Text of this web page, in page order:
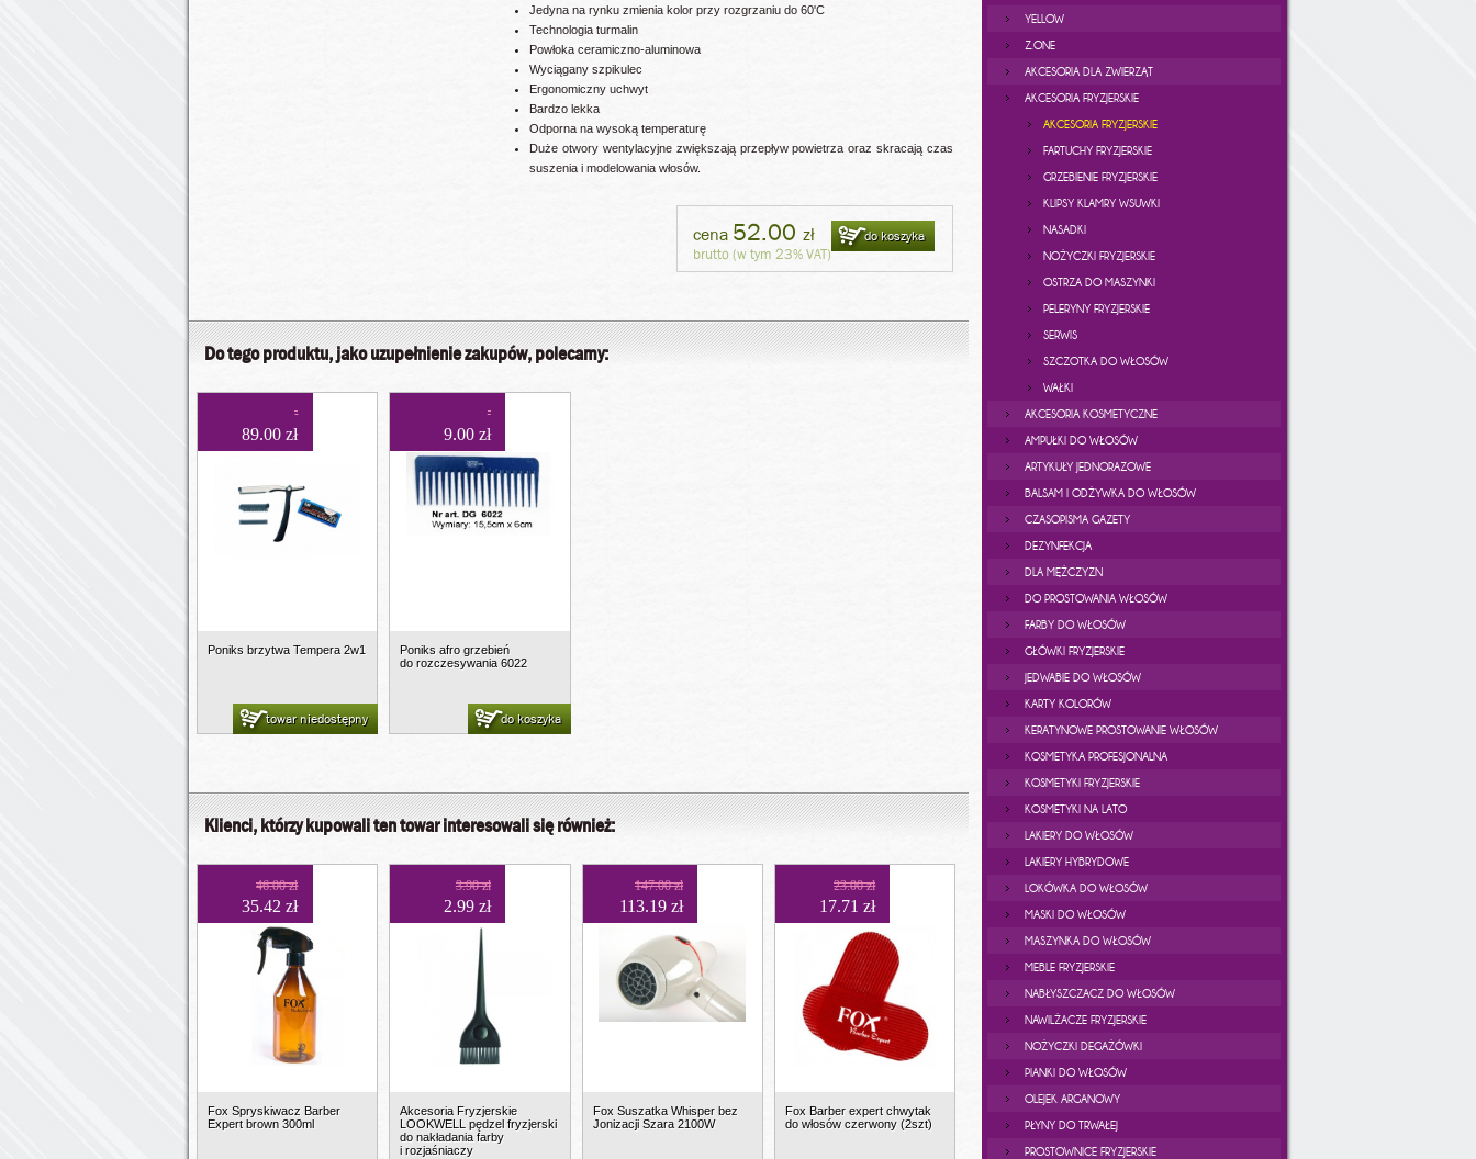
Jedyna na rynku zmienia kolor przy rozgrzaniu do 60'C
Technologia turmalin
Powłoka ceramiczno-aluminowa
Wyciągany szpikulec
Ergonomiczny uchwyt
Bardzo lekka
Odporna na wysoką temperaturę
Duże otwory wentylacyjne zwiększają przepływ powietrza oraz skracają czas
suszenia i modelowania włosów.
cena 52.00 zł
brutto (w tym 23% VAT)
do koszyka
Do tego produktu, jako uzupełnienie zakupów, polecamy:
89.00 zł
Poniks brzytwa Tempera 2w1
towar niedostępny
9.00 zł
Poniks afro grzebień
do rozczesywania 6022
do koszyka
Klienci, którzy kupowali ten towar interesowali się również:
46.00 zł
35.42 zł
Fox Spryskiwacz Barber
Expert brown 300ml
3.90 zł
2.99 zł
Akcesoria Fryzjerskie
LOOKWELL pędzel fryzjerski
do nakładania farby
i rozjaśniaczy
147.00 zł
113.19 zł
Fox Suszatka Whisper bez
Jonizacji Szara 2100W
23.00 zł
17.71 zł
Fox Barber expert chwytak
do włosów czerwony (2szt)
YELLOW
Z.ONE
AKCESORIA DLA ZWIERZĄT
AKCESORIA FRYZJERSKIE
AKCESORIA FRYZJERSKIE
FARTUCHY FRYZJERSKIE
GRZEBIENIE FRYZJERSKIE
KLIPSY KLAMRY WSUWKI
NASADKI
NOŻYCZKI FRYZJERSKIE
OSTRZA DO MASZYNKI
PELERYNY FRYZJERSKIE
SERWIS
SZCZOTKA DO WŁOSÓW
WAŁKI
AKCESORIA KOSMETYCZNE
AMPUŁKI DO WŁOSÓW
ARTYKUŁY JEDNORAZOWE
BALSAM I ODŻYWKA DO WŁOSÓW
CZASOPISMA GAZETY
DEZYNFEKCJA
DLA MĘŻCZYZN
DO PROSTOWANIA WŁOSÓW
FARBY DO WŁOSÓW
GŁÓWKI FRYZJERSKIE
JEDWABIE DO WŁOSÓW
KARTY KOLORÓW
KERATYNOWE PROSTOWANIE WŁOSÓW
KOSMETYKA PROFESJONALNA
KOSMETYKI FRYZJERSKIE
KOSMETYKI NA LATO
LAKIERY DO WŁOSÓW
LAKIERY HYBRYDOWE
LOKÓWKA DO WŁOSÓW
MASKI DO WŁOSÓW
MASZYNKA DO WŁOSÓW
MEBLE FRYZJERSKIE
NABŁYSZCZACZ DO WŁOSÓW
NAWILŻACZE FRYZJERSKIE
NOŻYCZKI DEGAŻÓWKI
PIANKI DO WŁOSÓW
OLEJEK ARGANOWY
PŁYNY DO TRWAŁEJ
PROSTOWNICE FRYZJERSKIE